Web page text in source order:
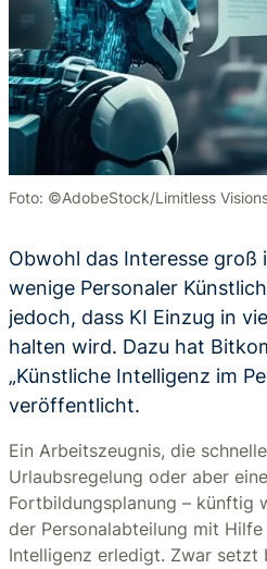
Foto: ©AdobeStock/Limitless
Obwohl das Interesse groß
wenige Personaler
jedoch, dass KI Einzug in
halten wird. Dazu hat
„Künstliche Intelligenz im
veröffentlicht.
Ein Arbeitszeugnis, die
Urlaubsregelung oder aber
Fortbildungsplanung – künftig
der Personalabteilung mit
Intelligenz erledigt. Zwar setzt